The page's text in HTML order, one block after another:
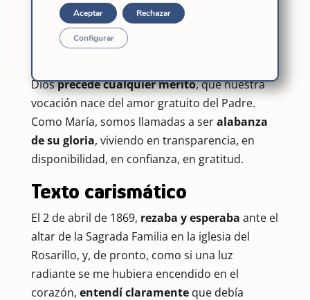
alabanza de su gloria quienes antes
esperábamos en el Mesías.(Ef 1, 3-6.11-12)
Diosprecede cualquier mérito, que nuestra
vocación nace del amor gratuito del Padre.
Como María, somos llamadas a seralabanza
de su gloria, viviendo en transparencia, en
disponibilidad, en confianza, en gratitud.
Texto carismático
El 2 de abril de 1869, rezaba y esperaba ante el
altar de la Sagrada Familia en la iglesia del
Rosarillo, y, de pronto, como si una luz
radiante se me hubiera encendido en el
corazón, entendí claramenteque debía
Aceptar Rechazar
Configurar